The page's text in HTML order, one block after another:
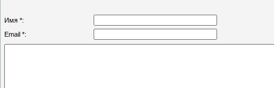
Имя *:
Email *: